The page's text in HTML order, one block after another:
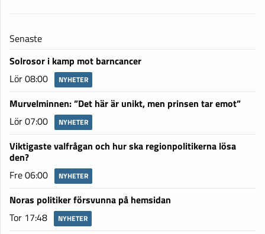
Senaste
Solrosor i kamp mot barncancer
Lör 08:00
NYHETER
Murvelminnen: ”Det här är unikt, men prinsen tar emot”
Lör 07:00
NYHETER
Viktigaste valfrågan och hur ska regionpolitikerna lösa
den?
Fre 06:00
NYHETER
Noras politiker försvunna på hemsidan
Tor 17:48
NYHETER